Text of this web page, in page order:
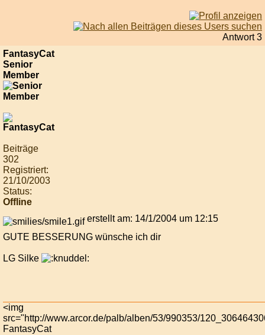
Antwort 3
FantasyCat
Senior
Member
Beiträge
302
Registriert:
21/10/2003
Status:
Offline
erstellt am: 14/1/2004 um 12:15
GUTE BESSERUNG wünsche ich dir
LG Silke
<img
src="http://www.arcor.de/palb/alben/53/990353/
FantasyCat